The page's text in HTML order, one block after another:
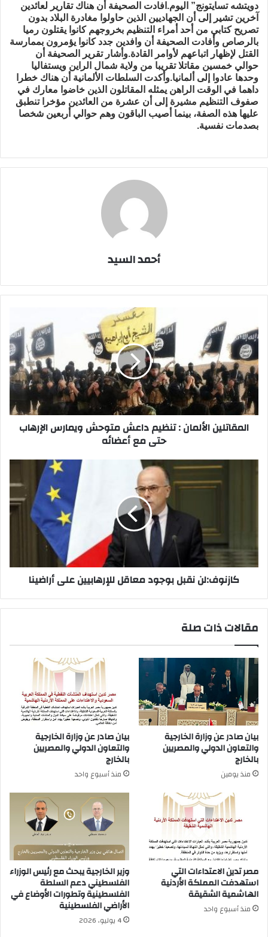
دويتشه تسايتونج” اليوم.افادت الصحيفة أن هناك تقارير لعائدين
آخرين تشير إلى أن الجهاديين الذين حاولوا مغادرة البلاد بدون
تصريح كتابي من أحد أمراء التنظيم بخروجهم كانوا يقتلون رميا
بالرصاص وأفادت الصحيفة أن وافدين جدد كانوا يؤمرون بممارسة
القتل لإظهار اتباعهم لأوامر القادة.وأشار تقرير الصحيفة أن
حوالي خمسين مقاتلا تقريبا من ولاية شمال الراين ويستفاليا
وحدها عادوا إلى ألمانيا.وأكدت السلطات الألمانية أن هناك خطرا
داهما في الوقت الراهن يمثله المقاتلون الذين خاضوا معارك في
صفوف التنظيم مشيرة إلى أن عشرة من العائدين مؤخرا تنطبق
عليها هذه الصفة، بينما أصيب الباقون وهم حوالي أربعين شخصا
بصدمات نفسية.
أحمد السيد
الألمان
:
تنظيم
داعش
متوحش
ويمارس
الإرهاب
حتى
المقاتلين الألمان : تنظيم داعش متوحش ويمارس الإرهاب
حتى مع أعضائه
نقبل
كازنوف:لن نقبل بوجود معاقل للإرهابيين على أراضينا
مقالات ذات صلة
بيان صادر عن وزارة الخارجية
والتعاون الدولي والمصريين
بالخارج
منذ يومين
بيان صادر عن وزارة الخارجية
والتعاون الدولي والمصريين
بالخارج
منذ أسبوع واحد
مصر تدين الاعتداءات التي
استهدفت المملكة الأردنية
الهاشمية الشقيقة
منذ أسبوع واحد
وزير الخارجية يبحث مع رئيس الوزراء
الفلسطيني دعم السلطة
الفلسطينية وتطورات الأوضاع في
الأراضي الفلسطينية
4 يوليو، 2026